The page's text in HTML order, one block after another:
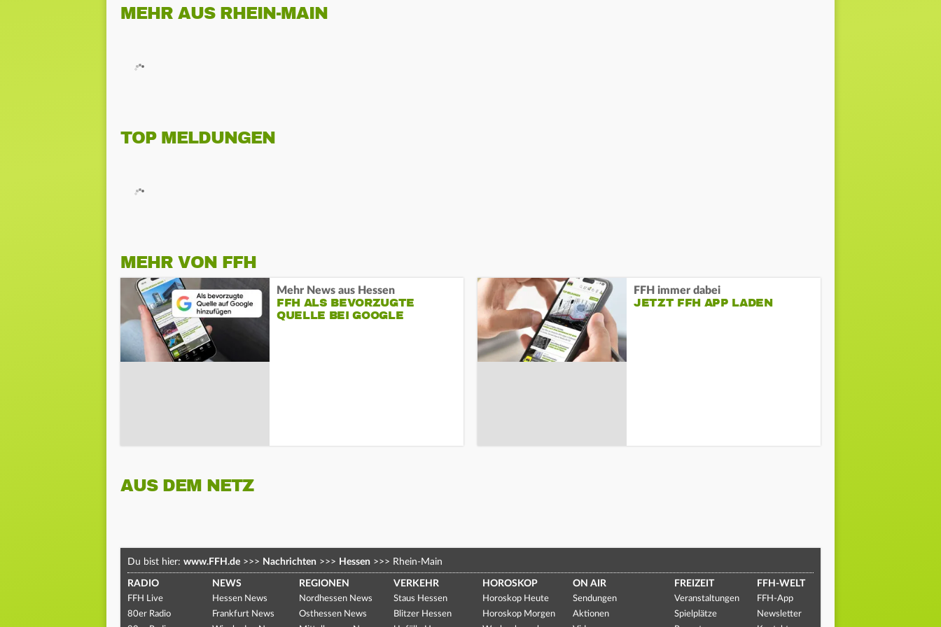
MEHR AUS RHEIN-MAIN
TOP MELDUNGEN
MEHR VON FFH
Mehr News aus Hessen
FFH ALS BEVORZUGTE
QUELLE BEI GOOGLE
FFH immer dabei
JETZT FFH APP LADEN
AUS DEM NETZ
Du bist hier: www.FFH.de >>> Nachrichten >>> Hessen >>> Rhein-Main
RADIO
FFH Live
80er Radio
NEWS
Hessen News
Frankfurt News
REGIONEN
Nordhessen News
Osthessen News
VERKEHR
Staus Hessen
Blitzer Hessen
HOROSKOP
Horoskop Heute
Horoskop Morgen
ON AIR
Sendungen
Aktionen
FREIZEIT
Veranstaltungen
Spielplätze
FFH-WELT
FFH-App
Newsletter